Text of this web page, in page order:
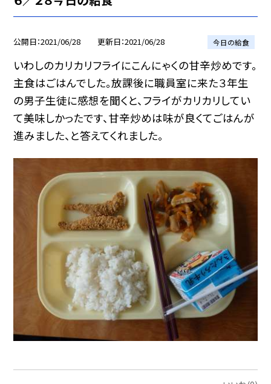
公開日 2021/06/28 更新日 2021/06/28 今日の給食
いわしのカリカリフライにこんにゃくの甘辛炒めです。
主食はごはんでした。放課後に職員室に来た３年生
の男子生徒に感想を聞くと、フライがカリカリしてい
て美味しかったです、甘辛炒めは味が良くてごはんが
進みました、と答えてくれました。